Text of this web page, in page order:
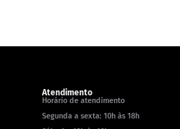
Atendimento
Horário de atendimento
Segunda a sexta: 10h às 18h